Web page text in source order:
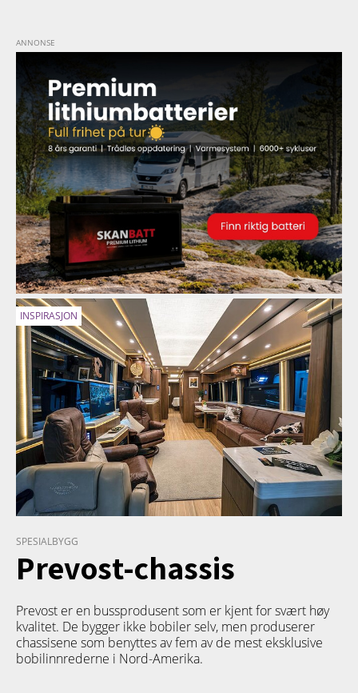
INSPIRASJON
SPESIALBYGG
Prevost-chassis
Prevost er en bussprodusent som er kjent for svært høy
kvalitet. De bygger ikke bobiler selv, men produserer
chassisene som benyttes av fem av de mest eksklusive
bobilinnrederne i Nord-Amerika.